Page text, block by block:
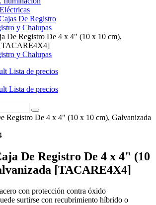
De Registro
y Chalupas
De Registro De 4 x 4" (10 x 10 cm),
y Chalupas
Lista de precios
Lista de precios
De Registro De 4 x 4" (10
[TACARE4X4]
con protección contra óxido
surtirse con recubrimiento híbrido o